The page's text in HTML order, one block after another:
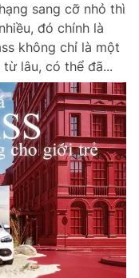
sang cỡ nhỏ thì
đó chính là
không chỉ là một
lâu, có thể đã...